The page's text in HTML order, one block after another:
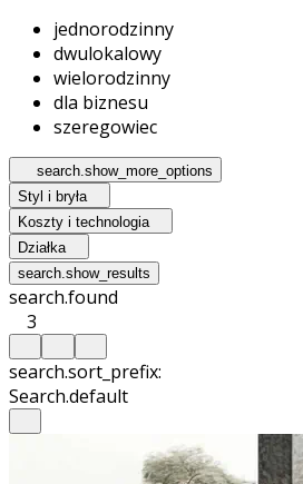
jednorodzinny
dwulokalowy
wielorodzinny
dla biznesu
szeregowiec
search.show_more_options
Styl i bryła
Koszty i technologia
Działka
search.show_results
search.found
3
search.sort_prefix:
Search.default